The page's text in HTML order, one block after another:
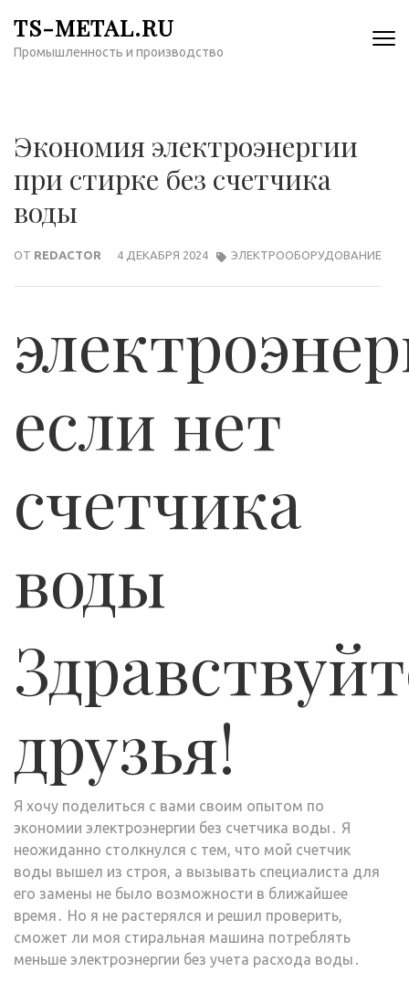
содержимому
TS-METAL.RU
Промышленность и производство
Экономия электроэнергии
при стирке без счетчика
воды
ОТ REDACTOR 4 ДЕКАБРЯ 2024 ЭЛЕКТРООБОРУДОВАНИЕ
если нет
счетчика
воды
друзья!
Я хочу поделиться с вами своим опытом по
экономии электроэнергии без счетчика воды․ Я
неожиданно столкнулся с тем, что мой счетчик
воды вышел из строя, а вызывать специалиста для
его замены не было возможности в ближайшее
время․ Но я не растерялся и решил проверить,
сможет ли моя стиральная машина потреблять
меньше электроэнергии без учета расхода воды․